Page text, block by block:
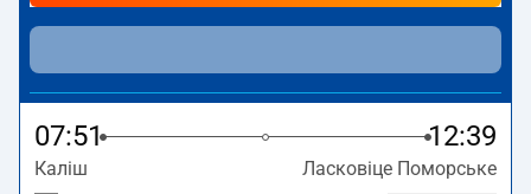
07:51 12:39
Каліш Ласковіце Поморське